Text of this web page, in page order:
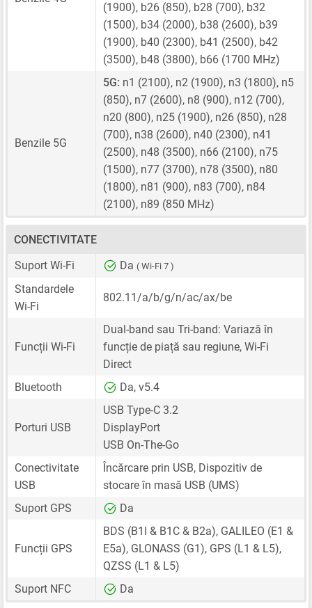
(1900), b26 (850), b28 (700), b32
(1500), b34 (2000), b38 (2600), b39
(1900), b40 (2300), b41 (2500), b42
(3500), b48 (3800), b66 (1700 MHz)
Benzile 5G
5G: n1 (2100), n2 (1900), n3 (1800), n5
(850), n7 (2600), n8 (900), n12 (700),
n20 (800), n25 (1900), n26 (850), n28
(700), n38 (2600), n40 (2300), n41
(2500), n48 (3500), n66 (2100), n75
(1500), n77 (3700), n78 (3500), n80
(1800), n81 (900), n83 (700), n84
(2100), n89 (850 MHz)
CONECTIVITATE
Suport Wi-Fi
Da ( Wi-Fi 7 )
Standardele
Wi-Fi
802.11/a/b/g/n/ac/ax/be
Funcții Wi-Fi
Dual-band sau Tri-band: Variază în
funcție de piață sau regiune, Wi-Fi
Direct
Bluetooth
Da, v5.4
Porturi USB
USB Type-C 3.2
DisplayPort
USB On-The-Go
Conectivitate
USB
Încărcare prin USB, Dispozitiv de
stocare în masă USB (UMS)
Suport GPS
Da
Funcții GPS
BDS (B1I & B1C & B2a), GALILEO (E1 &
E5a), GLONASS (G1), GPS (L1 & L5),
QZSS (L1 & L5)
Suport NFC
Da